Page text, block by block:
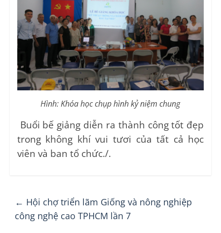
Hình: Khóa học chụp hình kỷ niệm chung
Buổi bế giảng diễn ra thành công tốt đẹp
trong không khí vui tươi của tất cả học
viên và ban tổ chức./.
← Hội chợ triển lãm Giống và nông nghiệp
công nghệ cao TPHCM lần 7